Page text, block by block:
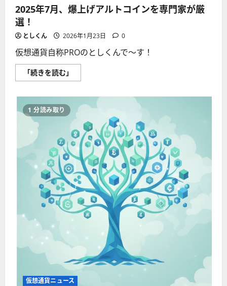
む
2025年7月、爆上げアルトコインを専門家が厳
選！
としくん 2026年1月23日 0
仮想通貨自称PROのとしくんで〜す！
「続きを読む」
年
上
げ
ア
ル
ト
コ
イ
ン
を
専
門
家
が
厳
選！
に
ら
に
読
む
1 分読み取り
仮想通貨ニュース